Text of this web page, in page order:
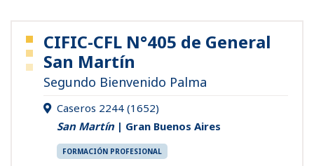
CIFIC-CFL N°405 de General
San Martín
Segundo Bienvenido Palma
Caseros 2244 (1652)
San Martín| Gran Buenos Aires
FORMACIÓN PROFESIONAL